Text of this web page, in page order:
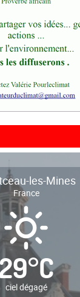
les-Mines
France
29°C
ciel dégagé